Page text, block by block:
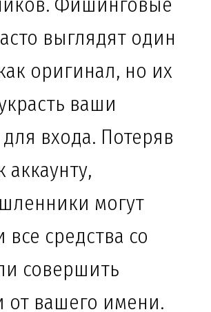
выглядят один
оригинал, но их
ваши
входа. Потеряв
аккаунту,
могут
все средства со
совершить
от вашего имени.